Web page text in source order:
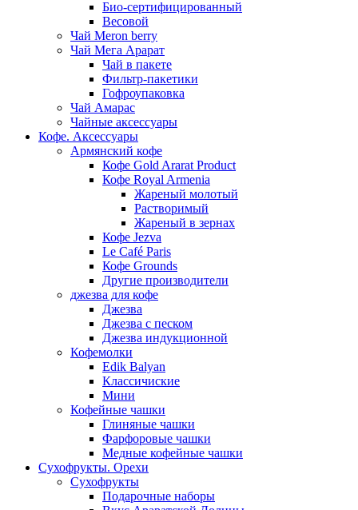
Био-сертифицированный
Весовой
Чай Meron berry
Чай Мега Арарат
Чай в пакете
Фильтр-пакетики
Гофроупаковка
Чай Амарас
Чайные аксессуары
Кофе. Аксессуары
Армянский кофе
Кофе Gold Ararat Product
Кофе Royal Armenia
Жареный молотый
Растворимый
Жареный в зернах
Кофе Jezva
Le Café Paris
Кофе Grounds
Другие производители
джезва для кофе
Джезва
Джезва с песком
Джезва индукционной
Кофемолки
Edik Balyan
Классичиские
Мини
Кофейные чашки
Глиняные чашки
Фарфоровые чашки
Медные кофейные чашки
Сухофрукты. Орехи
Сухофрукты
Подарочные наборы